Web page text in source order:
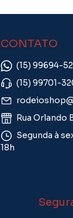
CONTATO
(15) 99694-
(15) 99701-
Rua Orlando
Segunda à
18h